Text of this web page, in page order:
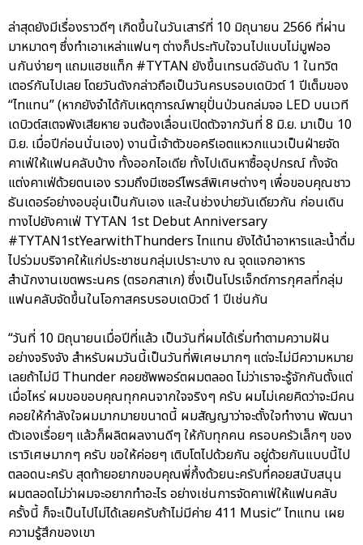
ล่าสุดยังมีเรื่องราวดีๆ เกิดขึ้นในวันเสาร์ที่ 10 มิถุนายน 2566 ที่ผ่าน
มาหมาดๆ ซึ่งทำเอาเหล่าแฟนๆ ต่างก็ประทับใจวนไปแบบไม่มูฟออ
นกันง่ายๆ แถมแฮชแท็ก #TYTAN ยังขึ้นเทรนด์อันดับ 1 ในทวิต
เตอร์กันไปเลย โดยวันดังกล่าวถือเป็นวันครบรอบเดบิวต์ 1 ปีเต็มของ
“ไทแทน” (หากยังจำได้กับเหตุการณ์พายุปั่นป่วนถล่มจอ LED บนเวที
เดบิวต์สเตจพังเสียหาย จนต้องเลื่อนเปิดตัวจากวันที่ 8 มิ.ย. มาเป็น 10
มิ.ย. เมื่อปีก่อนนั่นเอง) งานนี้เจ้าตัวขอครีเอตแหวกแนวเป็นฝ่ายจัด
คาเฟ่ให้แฟนคลับบ้าง ทั้งออกไอเดีย ทั้งไปเดินหาซื้ออุปกรณ์ ทั้งจัด
แต่งคาเฟ่ด้วยตนเอง รวมถึงมีเซอร์ไพรส์พิเศษต่างๆ เพื่อขอบคุณชาว
ธันเดอร์อย่างอบอุ่นเป็นกันเอง และในช่วงบ่ายวันเดียวกัน ก่อนเดิน
ทางไปยังคาเฟ่ TYTAN 1st Debut Anniversary
#TYTAN1stYearwithThunders ไทแทน ยังได้นำอาหารและน้ำดื่ม
ไปร่วมบริจาคให้แก่ประชาชนกลุ่มเปราะบาง ณ จุดแจกอาหาร
สำนักงานเขตพระนคร (ตรอกสาเก) ซึ่งเป็นโปรเจ็กต์การกุศลที่กลุ่ม
แฟนคลับจัดขึ้นในโอกาสครบรอบเดบิวต์ 1 ปีเช่นกัน
“วันที่ 10 มิถุนายนเมื่อปีที่แล้ว เป็นวันที่ผมได้เริ่มทำตามความฝัน
อย่างจริงจัง สำหรับผมวันนี้เป็นวันที่พิเศษมากๆ แต่จะไม่มีความหมาย
เลยถ้าไม่มี Thunder คอยซัพพอร์ตผมตลอด ไม่ว่าเราจะรู้จักกันตั้งแต่
เมื่อไหร่ ผมขอขอบคุณทุกคนจากใจจริงๆ ครับ ผมไม่เคยคิดว่าจะมีคน
คอยให้กำลังใจผมมากมายขนาดนี้ ผมสัญญาว่าจะตั้งใจทำงาน พัฒนา
ตัวเองเรื่อยๆ แล้วก็ผลิตผลงานดีๆ ให้กับทุกคน ครอบครัวเล็กๆ ของ
เราวิเศษมากๆ ครับ ขอให้ค่อยๆ เติบโตไปด้วยกัน อยู่ด้วยกันแบบนี้ไป
ตลอดนะครับ สุดท้ายอยากขอบคุณพี่กึ้งด้วยนะครับที่คอยสนับสนุน
ผมตลอดไม่ว่าผมจะอยากทำอะไร อย่างเช่นการจัดคาเฟ่ให้แฟนคลับ
ครั้งนี้ ก็จะเป็นไปไม่ได้เลยครับถ้าไม่มีค่าย 411 Music” ไทแทน เผย
ความรู้สึกของเขา